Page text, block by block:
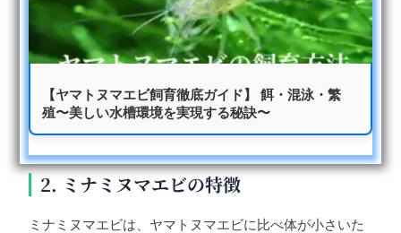
【ヤマトヌマエビ飼育徹底ガイド】 餌・混泳・繁
殖〜美しい水槽環境を実現する秘訣〜
2. ミナミヌマエビの特徴
ミナミヌマエビは、ヤマトヌマエビに比べ体が小さいた